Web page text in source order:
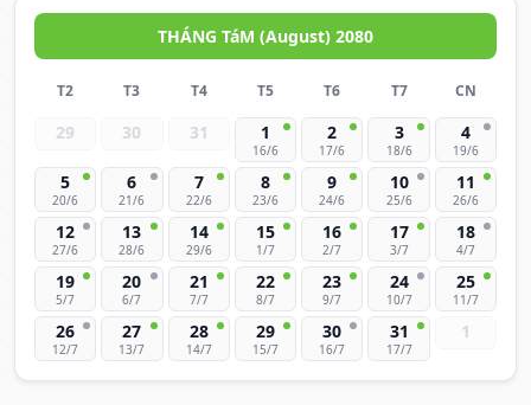
THÁNG TáM (August) 2080
T2 T3 T4 T5 T6 T7 CN
29 30 31 1
16/6
2
17/6
3
18/6
4
19/6
5
20/6
6
21/6
7
22/6
8
23/6
9
24/6
10
25/6
11
26/6
12
27/6
13
28/6
14
29/6
15
1/7
16
2/7
17
3/7
18
4/7
19
5/7
20
6/7
21
7/7
22
8/7
23
9/7
24
10/7
25
11/7
26
12/7
27
13/7
28
14/7
29
15/7
30
16/7
31
17/7
1